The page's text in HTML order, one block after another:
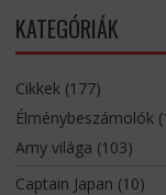
KATEGÓRIÁK
Cikkek(177)
Élménybeszámolók
Amy világa (103)
Captain Japan (10)